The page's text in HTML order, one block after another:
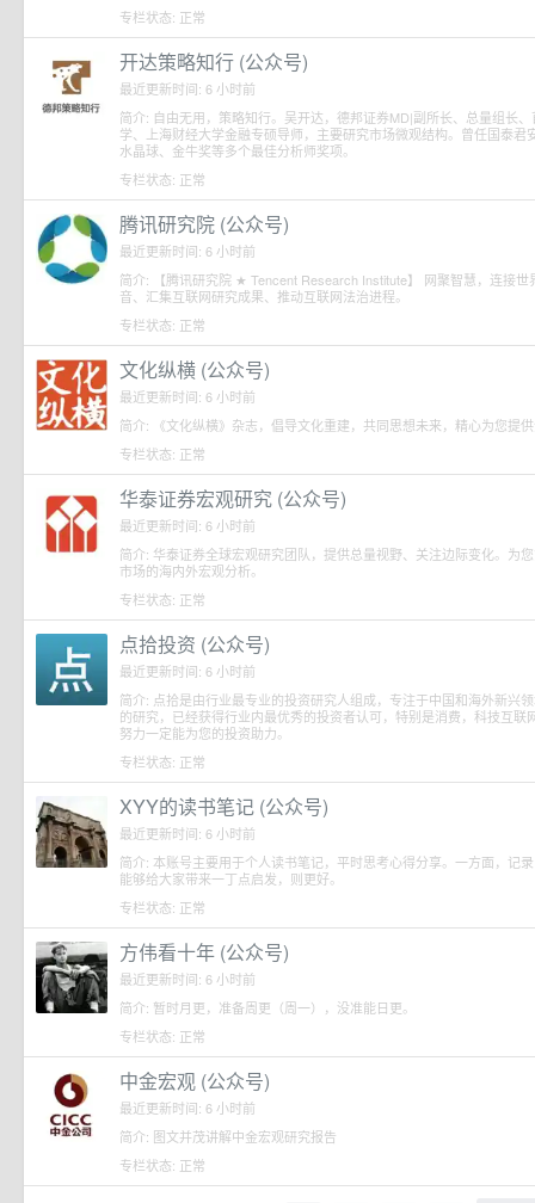
专栏状态: 正常
开达策略知行 (公众号)
最近更新时间: 6 小时前
简介: 自由无用，策略知行。吴开达，德邦证券MD|副所长、总量组长
学、上海财经大学金融专硕导师，主要研究市场微观结构。曾任国泰
水晶球、金牛奖等多个最佳分析师奖项。
专栏状态: 正常
腾讯研究院 (公众号)
最近更新时间: 6 小时前
简介: 【腾讯研究院 ★ Tencent Research Institute】 网聚智慧，连接
音、汇集互联网研究成果、推动互联网法治进程。
专栏状态: 正常
文化纵横 (公众号)
最近更新时间: 6 小时前
简介: 《文化纵横》杂志，倡导文化重建，共同思想未来，精心为您提
专栏状态: 正常
华泰证券宏观研究 (公众号)
最近更新时间: 6 小时前
简介: 华泰证券全球宏观研究团队，提供总量视野、关注边际变化。为
市场的海内外宏观分析。
专栏状态: 正常
点拾投资 (公众号)
最近更新时间: 6 小时前
简介: 点拾是由行业最专业的投资研究人组成，专注于中国和海外新兴
的研究，已经获得行业内最优秀的投资者认可，特别是消费，科技互
努力一定能为您的投资助力。
专栏状态: 正常
XYY的读书笔记 (公众号)
最近更新时间: 6 小时前
简介: 本账号主要用于个人读书笔记，平时思考心得分享。一方面，记
能够给大家带来一丁点启发，则更好。
专栏状态: 正常
方伟看十年 (公众号)
最近更新时间: 6 小时前
简介: 暂时月更，准备周更（周一），没准能日更。
专栏状态: 正常
中金宏观 (公众号)
最近更新时间: 6 小时前
简介: 图文并茂讲解中金宏观研究报告
专栏状态: 正常